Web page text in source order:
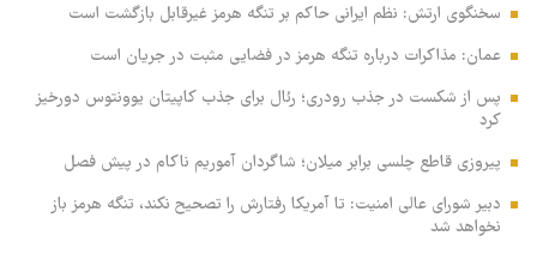
سخنگوی ارتش: نظم ایرانی حاکم بر تنگه هرمز غیرقابل بازگشت است
عمان: مذاکرات درباره تنگه هرمز در فضایی مثبت در جریان است
پس از شکست در جذب رودری؛ رئال برای جذب کاپیتان یوونتوس دورخیز
کرد
پیروزی قاطع چلسی برابر میلان؛ شاگردان آموریم ناکام در پیش فصل
دبیر شورای عالی امنیت: تا آمریکا رفتارش را تصحیح نکند، تنگه هرمز باز
نخواهد شد